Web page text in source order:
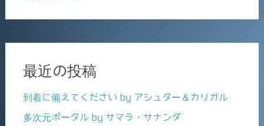
最近の投稿
到着に備えてください by アシュター＆カリガル
多次元ポータル by サマラ・サナンダ